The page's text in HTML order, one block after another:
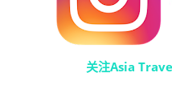
关注Asia